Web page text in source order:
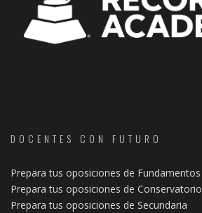
DOCENTES CON FUTURO
Prepara tus oposiciones de Fundamentos
Prepara tus oposiciones de Conservatorio
Prepara tus oposiciones de Secundaria